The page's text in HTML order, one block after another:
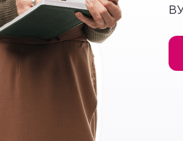
система –
и